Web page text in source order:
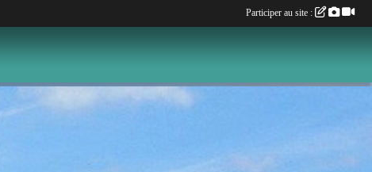
Participer au site :